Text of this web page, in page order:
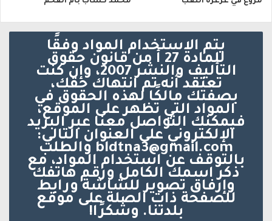
يتم الاستخدام المواد وفقًا
للمادة 27 أ من قانون حقوق
التأليف والنشر 2007، وإن كنت
تعتقد أنه تم انتهاك حقك،
بصفتك مالكًا لهذه الحقوق في
المواد التي تظهر على الموقع،
فيمكنك التواصل معنا عبر البريد
الإلكتروني على العنوان التالي:
bldtna3@gmail.com والطلب
بالتوقف عن استخدام المواد، مع
ذكر اسمك الكامل ورقم هاتفك
وإرفاق تصوير للشاشة ورابط
للصفحة ذات الصلة على موقع
بلدتنا. وشكرًا!